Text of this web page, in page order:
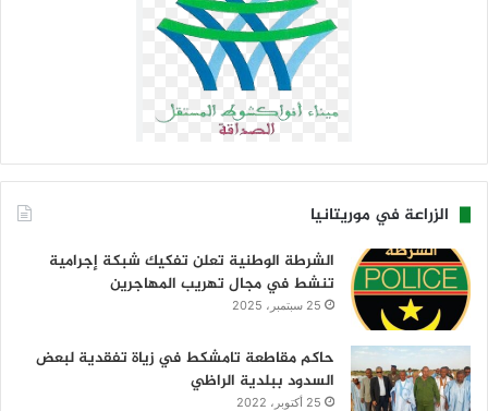
الزراعة في موريتانيا
الشرطة الوطنية تعلن تفكيك شبكة إجرامية
تنشط في مجال تهريب المهاجرين
25 سبتمبر، 2025
حاكم مقاطعة تامشكط في زياة تفقدية لبعض
السدود ببلدية الراظي
25 أكتوبر، 2022